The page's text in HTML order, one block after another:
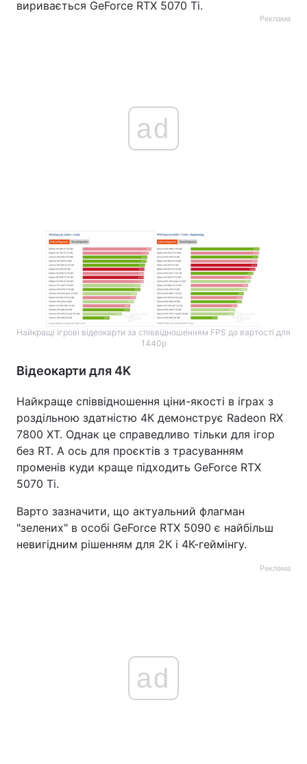
виривається GeForce RTX 5070 Ti.
Реклама
ad
Найкращі ігрові відеокарти за співвідношенням FPS до вартості для
1440р
Відеокарти для 4K
Найкраще співвідношення ціни-якості в іграх з
роздільною здатністю 4К демонструє Radeon RX
7800 XT. Однак це справедливо тільки для ігор
без RT. А ось для проєктів з трасуванням
променів куди краще підходить GeForce RTX
5070 Ti.
Варто зазначити, що актуальний флагман
"зелених" в особі GeForce RTX 5090 є найбільш
невигідним рішенням для 2К і 4К-геймінгу.
Реклама
ad